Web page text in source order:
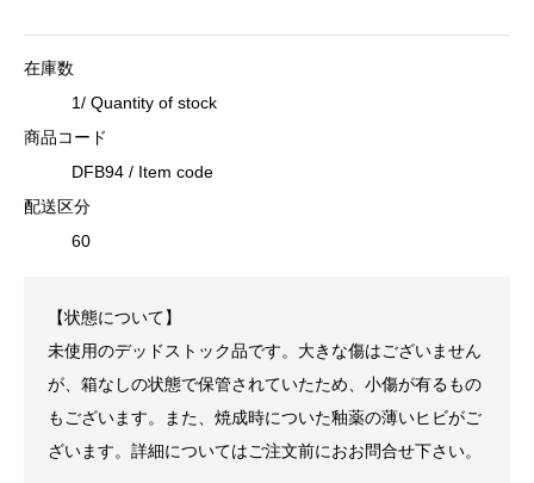
在庫数
1/ Quantity of stock
商品コード
DFB94 / Item code
配送区分
60
【状態について】
未使用のデッドストック品です。大きな傷はございません
が、箱なしの状態で保管されていたため、小傷が有るもの
もございます。また、焼成時についた釉薬の薄いヒビがご
ざいます。詳細についてはご注文前におお問合せ下さい。